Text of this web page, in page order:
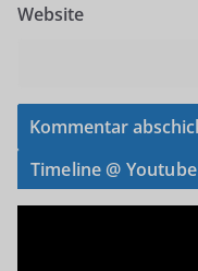
Website
Timeline @ Youtube